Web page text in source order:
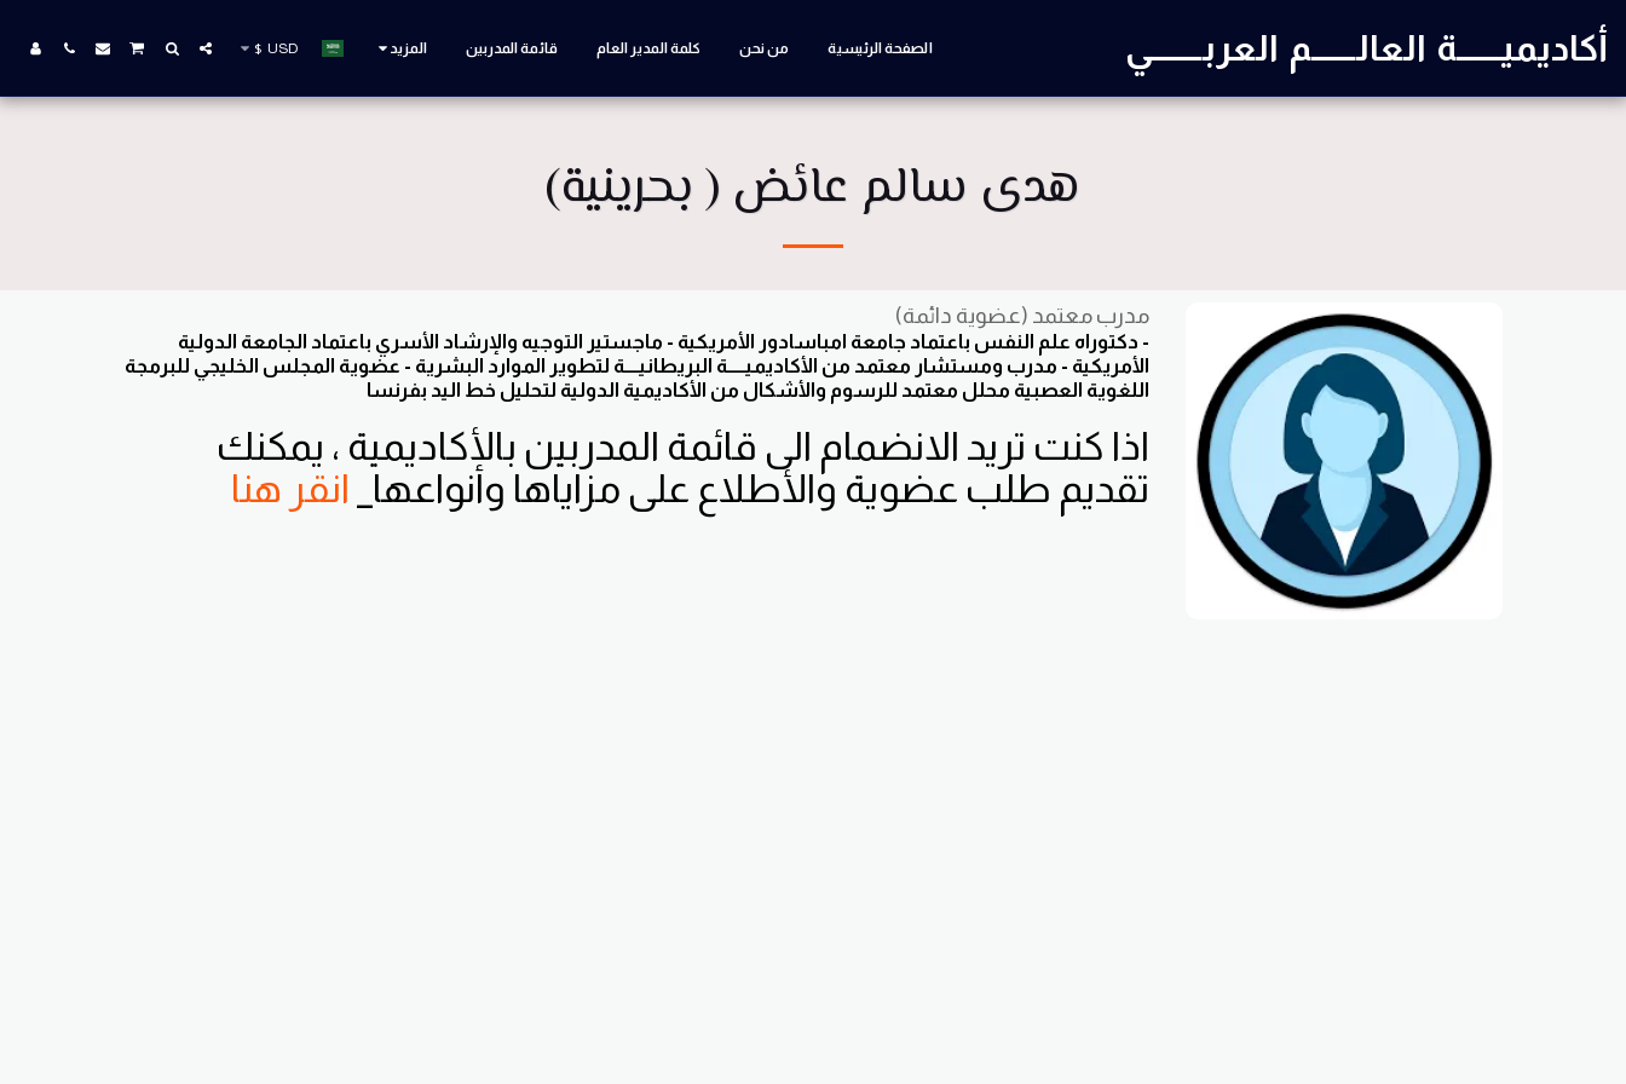
أكاديميــــــة العالــــــم العربـــــــي الصفحة الرئيسية من نحن كلمة المدير العام قائمة المدربين المزيد USD
$
هدى سالم عائض ( بحرينية)
مدرب معتمد (عضوية دائمة)
- دكتوراه علم النفس باعتماد جامعة امباسادور الأمريكية - ماجستير التوجيه والإرشاد الأسري باعتماد الجامعة الدولية
الأمريكية - مدرب ومستشار معتمد من الأكاديميـــــة البريطانيــــة لتطوير الموارد البشرية - عضوية المجلس الخليجي للبرمجة
اللغوية العصبية محلل معتمد للرسوم والأشكال من الأكاديمية الدولية لتحليل خط اليد بفرنسا
اذا كنت تريد الانضمام الى قائمة المدربين بالأكاديمية ، يمكنك
تقديم طلب عضوية والأطلاع على مزاياها وأنواعها_ انقر هنا